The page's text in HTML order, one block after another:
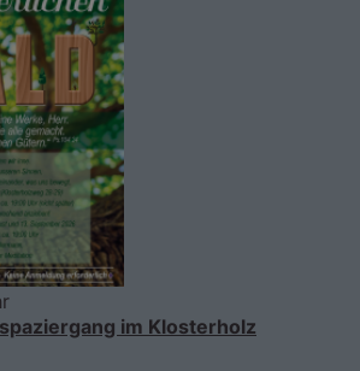
im Klosterholz